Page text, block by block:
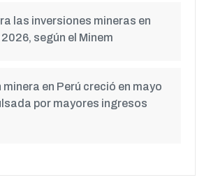
las inversiones mineras en
según el Minem
en Perú creció en mayo
por mayores ingresos